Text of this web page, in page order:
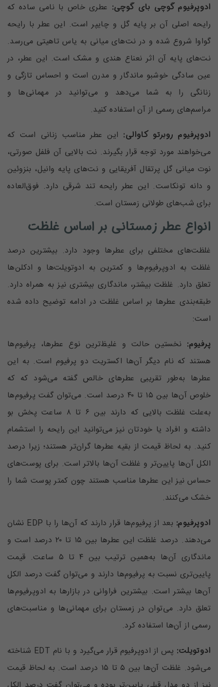
ادوپرفیوم گوچی بای گوچی: عطری خاص با نامی ساده که
رایحه اصلی آن بر پایه گل و چایپر است. این عطر با رایحه
گواوا شروع شده و در نت‌های میانی به یاس تاهیتی می‌رسد‌.
نت‌های پایه آن اثر نعناع هندی و مشک است. این عطر، در
عین سادگی خوشبو ماندگار و مدرن است و احساس تازگی و
زنانگی را به شما می‌دهد و می‌توانید در مهمانی‌ها و
مراسم‌های رسمی از آن استفاده کنید.
ادوپرفیوم روبرتو کاوالی: این عطر‌ مناسب زنانی است که
می‌خواهند مورد توجه قرار بگیرند. نت بالایی آن فلفل صورتی،
نوت میانی گل پرتقال آفریقایی و نت‌های پایه وانیل، بنزوئین
و دانه تونکاست‌. این عطر رایحه تند شرقی دارد. فوق‌العاده
برای شب‌های طولانی زمستان است.
انواع عطر زمستانی بر اساس غلظت
غلظت‌های مختلفی برای عطر‌ها وجود دارد. بیشترین درصد
غلظت به ادوپرفیوم‌ها و کمترین به ادوتویلت‌ها و ادکلن‌ها
تعلق دارد. غلظت بیشتر، ماندگاری بیشتری نیز به همراه دارد.
طبقه‌بندی عطرها بر اساس غلظت در ادامه توضیح داده شده
است:
پرفیوم: نخستین حالت و غلیظ‌ترین نوع عطرها، پرفیوم‌ها
هستند که نام دیگر آن‌ها اکستریت دو پرفیوم است. به این
عطر‌ها به‌طور تقریبی عطر‌های خالص گفته می‌شود که که
خلوص آن‌ها بین ۱۵ تا ۴۰ درصد است. می‌توان گفت پرفیوم‌ها
به‌علت غلظت بالایی که دارند بین ۶ تا ۸ ساعت پخش بو
داشته و افراد یا خودتان نیز می‌توانید این رایحه را استشمام
کنید. به لحاظ قیمت از بقیه عطرها گران‌تر هستند؛ زیرا درصد
الکل آن‌ها پایین‌تر و غلظت آن‌ها بالاتر است. برای پوست‌های
حساس نیز این عطر‌ها مناسب هستند چون کمتر پوست شما را
خشک می‌کنند.
ادوپرفیوم:
بعد از پرفیوم‌ها قرار دارند که آن‌ها را با EDP نشان
می‌دهند. درصد غلظت این عطرها بین ۱۵ تا ۲۰ درصد است و
ماندگاری آن‌ها به‌همین ترتیب بین ۴ تا ۵ ساعت. قیمت
پایین‌تری نسبت به پرفیوم‌ها دارند و می‌توان گفت درصد الکل
آن‌ها بیشتر است. بیشترین فراوانی در بازارها به ادوپرفیوم‌ها
تعلق دارد. می‌توان در زمستان برای مهمانی‌ها و مناسبت‌های
رسمی از آن‌ها استفاده کرد.
ادوتویلت:
پس از ادوپرفیوم قرار می‌گیرد و با نام EDT شناخته
می‌شود. غلظت آن‌ها بین ۵ تا ۱۵ درصد است. به لحاظ قیمت